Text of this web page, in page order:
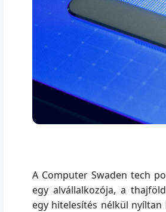
A Computer Swaden tech
egy alvállalkozója, a
egy hitelesítés nélkül